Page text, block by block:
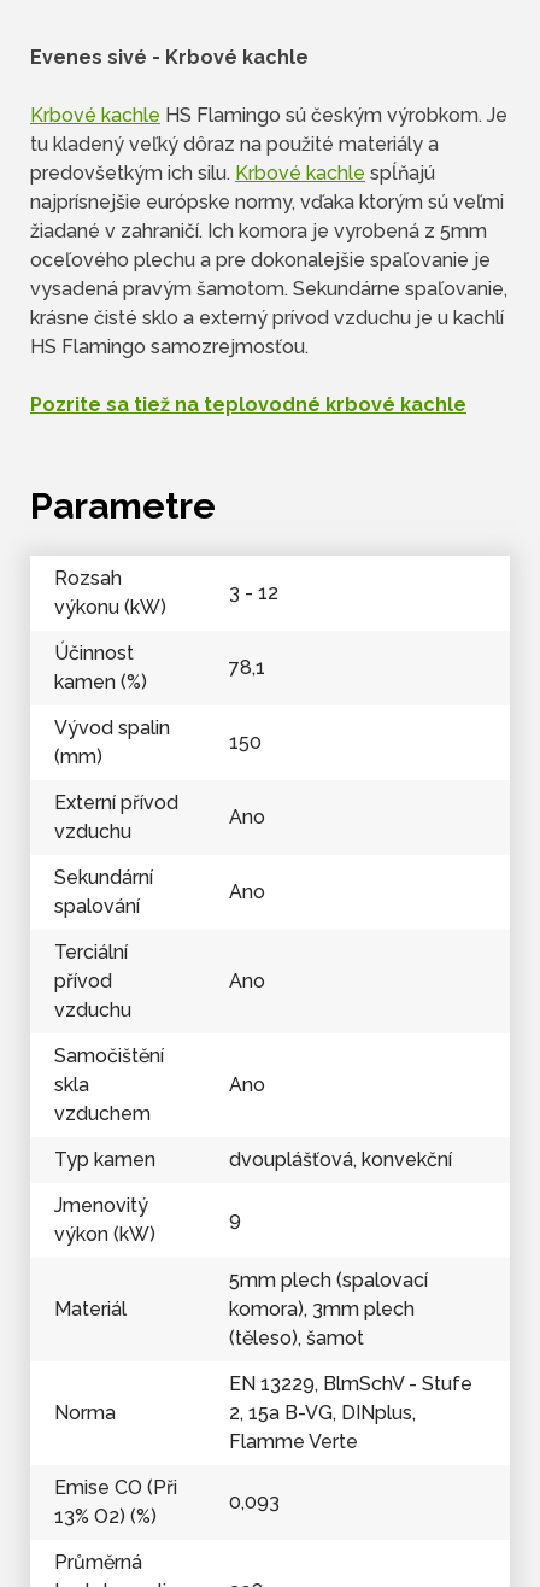
Evenes sivé - Krbové kachle
Krbové kachle HS Flamingo sú českým výrobkom. Je
tu kladený veľký dôraz na použité materiály a
predovšetkým ich silu. Krbové kachle spĺňajú
najprísnejšie európske normy, vďaka ktorým sú veľmi
žiadané v zahraničí. Ich komora je vyrobená z 5mm
oceľového plechu a pre dokonalejšie spaľovanie je
vysadená pravým šamotom. Sekundárne spaľovanie,
krásne čisté sklo a externý prívod vzduchu je u kachlí
HS Flamingo samozrejmosťou.
Pozrite sa tiež na teplovodné krbové kachle
Parametre
Rozsah
výkonu (kW)
3 - 12
Účinnost
kamen (%)
78,1
Vývod spalin
(mm)
150
Externí přívod
vzduchu
Ano
Sekundární
spalování
Ano
Terciální
přívod
vzduchu
Ano
Samočištění
skla
vzduchem
Ano
Typ kamen
dvouplášťová, konvekční
Jmenovitý
výkon (kW)
9
Materiál
5mm plech (spalovací
komora), 3mm plech
(těleso), šamot
Norma
EN 13229, BlmSchV - Stufe
2, 15a B-VG, DINplus,
Flamme Verte
Emise CO (Při
13% O2) (%)
0,093
Průměrná